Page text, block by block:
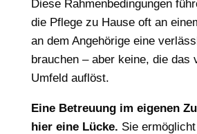
Diese Rahmenbedingungen
die Pflege zu Hause oft an
an dem Angehörige eine
brauchen – aber keine, die das
Umfeld auflöst.
Eine Betreuung im eigenen
hier eine Lücke. Sie